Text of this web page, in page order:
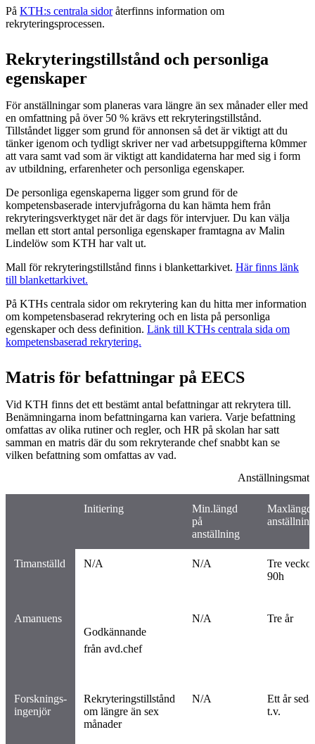
På KTH:s centrala sidoråterfinns information om
rekryteringsprocessen.
Rekryteringstillstånd och personliga
egenskaper
För anställningar som planeras vara längre än sex månader eller med
en omfattning på över 50 % krävs ett rekryteringstillstånd.
Tillståndet ligger som grund för annonsen så det är viktigt att du
tänker igenom och tydligt skriver ner vad arbetsuppgifterna k0mmer
att vara samt vad som är viktigt att kandidaterna har med sig i form
av utbildning, erfarenheter och personliga egenskaper.
De personliga egenskaperna ligger som grund för de
kompetensbaserade intervjufrågorna du kan hämta hem från
rekryteringsverktyget när det är dags för intervjuer. Du kan välja
mellan ett stort antal personliga egenskaper framtagna av Malin
Lindelöw som KTH har valt ut.
Mall för rekryteringstillstånd finns i blankettarkivet. Här finns länk
till blankettarkivet.
På KTHs centrala sidor om rekrytering kan du hitta mer information
om kompetensbaserad rekrytering och en lista på personliga
egenskaper och dess definition. Länk till KTHs centrala sida om
kompetensbaserad rekrytering.
Matris för befattningar på EECS
Vid KTH finns det ett bestämt antal befattningar att rekrytera till.
Benämningarna inom befattningarna kan variera. Varje befattning
omfattas av olika rutiner och regler, och HR på skolan har satt
samman en matris där du som rekryterande chef snabbt kan se
vilken befattning som omfattas av vad.
Initiering
Min.längd
på
anställning
Maxlängd
anställning
Timanställd N/A N/A
Tre
90h
Amanuens
Godkännande
från avd.chef
N/A Tre år
Forsknings-
ingenjör
Rekryteringstillstånd
om längre än sex
månader
N/A
Ett år
t.v.